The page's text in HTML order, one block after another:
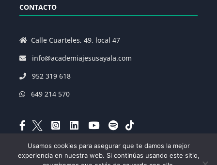
CONTACTO
Calle Cuarteles, 49, local 47
info@academiajesusayala.com
952 319 618
649 214 570
Aviso Legal Política de Privacidad |
Usamos cookies para asegurar que te damos la mejor
experiencia en nuestra web. Si continúas usando este sitio,